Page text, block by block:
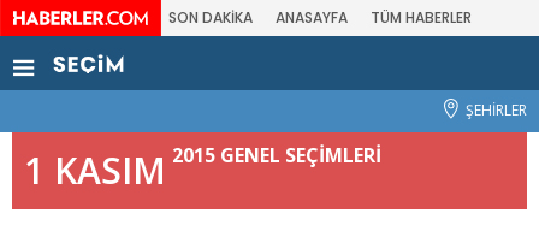
SON DAKİKA ANASAYFA TÜM HABERLER
ŞEHİRLER
1 KASIM 2015 GENEL SEÇİMLERİ